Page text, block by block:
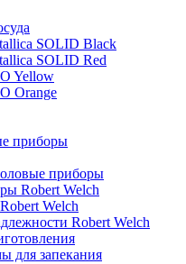
SOLID Black
SOLID Red
Yellow
Orange
приборы
приборы
Robert Welch
Welch
Robert Welch
для запекания